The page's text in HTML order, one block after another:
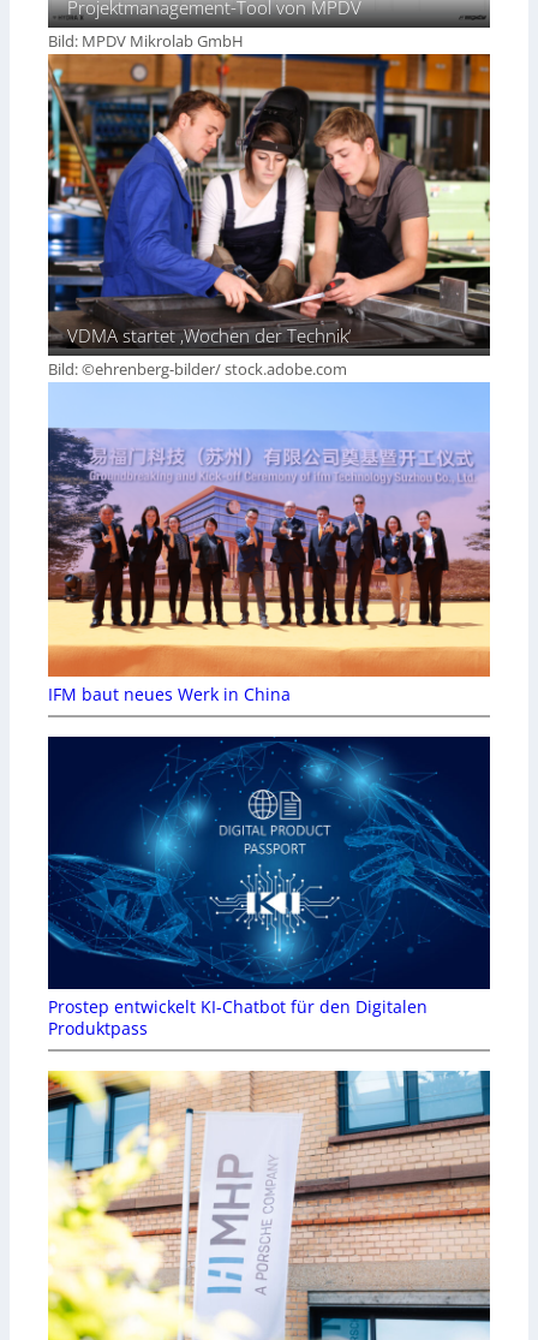
Projektmanagement-Tool von MPDV
Bild: MPDV Mikrolab GmbH
VDMA startet ‚Wochen der Technik‘
Bild: ©ehrenberg-bilder/ stock.adobe.com
IFM baut neues Werk in China
Prostep entwickelt KI-Chatbot für den Digitalen
Produktpass